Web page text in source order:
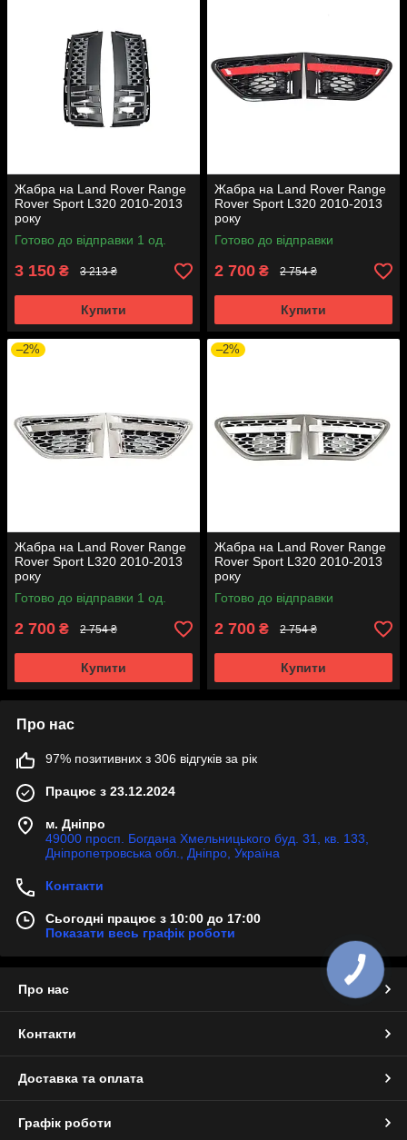
Жабра на Land Rover Range
Rover Sport L320 2010-2013
року
Готово до відправки 1 од.
3 150 ₴ 3 213 ₴
Купити
Жабра на Land Rover Range
Rover Sport L320 2010-2013
року
Готово до відправки
2 700 ₴ 2 754 ₴
Купити
–2%
Жабра на Land Rover Range
Rover Sport L320 2010-2013
року
Готово до відправки 1 од.
2 700 ₴ 2 754 ₴
Купити
–2%
Жабра на Land Rover Range
Rover Sport L320 2010-2013
року
Готово до відправки
2 700 ₴ 2 754 ₴
Купити
Про нас
97% позитивних з 306 відгуків за рік
Працює з 23.12.2024
м. Дніпро
49000 просп. Богдана Хмельницького буд. 31, кв. 133,
Дніпропетровська обл., Дніпро, Україна
Контакти
Сьогодні працює з 10:00 до 17:00
Показати весь графік роботи
Про нас
Контакти
Доставка та оплата
Графік роботи